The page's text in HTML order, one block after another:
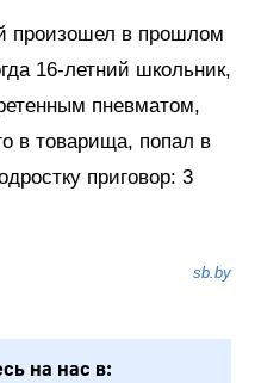
произошел в прошлом
16-летний школьник,
пневматом,
в товарища, попал в
приговор: 3
sb.by
на нас в: